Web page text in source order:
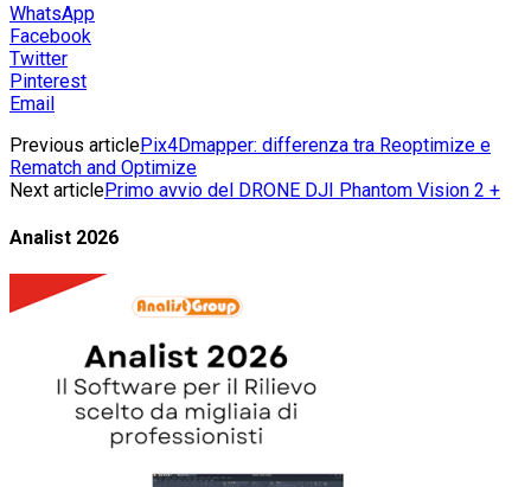
WhatsApp
Facebook
Twitter
Pinterest
Email
Previous articlePix4Dmapper: differenza tra Reoptimize e
Rematch and Optimize
Next articlePrimo avvio del DRONE DJI Phantom Vision 2 +
Analist 2026